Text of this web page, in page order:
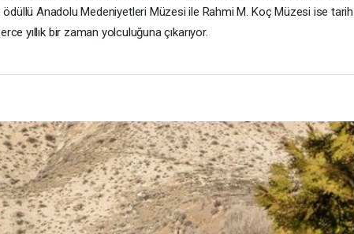
ödüllü Anadolu Medeniyetleri Müzesi ile Rahmi M. Koç Müzesi ise tarih
yıllık bir zaman yolculuğuna çıkarıyor.